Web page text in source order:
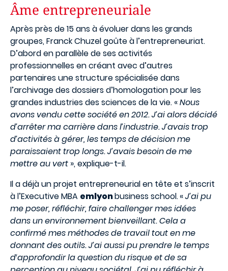
Âme entrepreneuriale
Après près de 15 ans à évoluer dans les grands
groupes, Franck Chuzel goûte à l’entrepreneuriat.
D’abord en parallèle de ses activités
professionnelles en créant avec d’autres
partenaires une structure spécialisée dans
l’archivage des dossiers d’homologation pour les
grandes industries des sciences de la vie. «Nous
avons vendu cette société en 2012. J’ai alors décidé
d’arrêter ma carrière dans l’industrie. J’avais trop
d’activités à gérer, les temps de décision me
paraissaient trop longs. J’avais besoin de me
mettre au vert », explique-t-il.
Il a déjà un projet entrepreneurial en tête et s’inscrit
à l’Executive MBA emlyonbusiness school.«J’ai pu
me poser, réfléchir, faire challenger mes idées
dans un environnement bienveillant. Cela a
confirmé mes méthodes de travail tout en me
donnant des outils. J’ai aussi pu prendre le temps
d‘approfondir la question du risque et de sa